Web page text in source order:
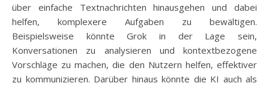
über einfache Textnachrichten hinausgehen und dabei
helfen, komplexere Aufgaben zu bewältigen.
Beispielsweise könnte Grok in der Lage sein,
Konversationen zu analysieren und kontextbezogene
Vorschläge zu machen, die den Nutzern helfen, effektiver
zu kommunizieren. Darüber hinaus könnte die KI auch als